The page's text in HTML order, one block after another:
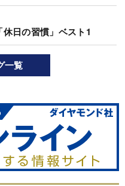
日の習慣」ベスト1
一覧